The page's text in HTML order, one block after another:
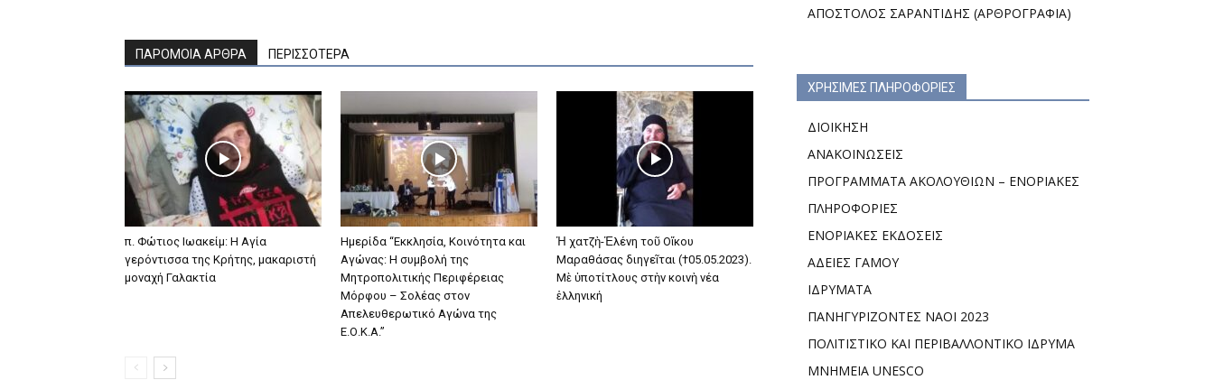
ΠΑΡΟΜΟΙΑ ΑΡΘΡΑ ΠΕΡΙΣΣΟΤΕΡΑ
π. Φώτιος Ιωακείμ: Η Αγία
γερόντισσα της Κρήτης, μακαριστή
μοναχή Γαλακτία
Ημερίδα “Εκκλησία, Κοινότητα και
Αγώνας: Η συμβολή της
Μητροπολιτικής Περιφέρειας
Μόρφου – Σολέας στον
Απελευθερωτικό Αγώνα της
Ε.Ο.Κ.Α.”
Ἡ χατζὴ-Ἑλένη τοῦ Οἴκου
Μαραθάσας διηγεῖται (†05.05.2023).
Μὲ ὑποτίτλους στὴν κοινὴ νέα
ἑλληνική
ΑΠΟΣΤΟΛΟΣ ΣΑΡΑΝΤΙΔΗΣ (ΑΡΘΡΟΓΡΑΦΙΑ)
ΧΡΗΣΙΜΕΣ ΠΛΗΡΟΦΟΡΙΕΣ
ΔΙΟΙΚΗΣΗ
ΑΝΑΚΟΙΝΩΣΕΙΣ
ΠΡΟΓΡΑΜΜΑΤΑ ΑΚΟΛΟΥΘΙΩΝ – ΕΝΟΡΙΑΚΕΣ
ΠΛΗΡΟΦΟΡΙΕΣ
ΕΝΟΡΙΑΚΕΣ ΕΚΔΟΣΕΙΣ
ΑΔΕΙΕΣ ΓΑΜΟΥ
ΙΔΡΥΜΑΤΑ
ΠΑΝΗΓΥΡΙΖΟΝΤΕΣ ΝΑΟΙ 2023
ΠΟΛΙΤΙΣΤΙΚΟ ΚΑΙ ΠΕΡΙΒΑΛΛΟΝΤΙΚΟ ΙΔΡΥΜΑ
ΜΝΗΜΕΙΑ UNESCO